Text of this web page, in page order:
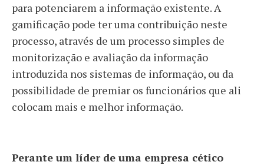
para potenciarem a informação existente. A
gamificação pode ter uma contribuição neste
processo, através de um processo simples de
monitorização e avaliação da informação
introduzida nos sistemas de informação, ou da
possibilidade de premiar os funcionários que ali
colocam mais e melhor informação.
Perante um líder de uma empresa cético